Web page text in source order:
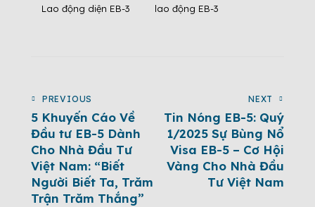
Lao động diện EB-3 lao động EB-3
PREVIOUS
5 Khuyến Cáo Về
Đầu tư EB-5 Dành
Cho Nhà Đầu Tư
Việt Nam: “Biết
Người Biết Ta, Trăm
Trận Trăm Thắng”
NEXT
Tin Nóng EB-5: Quý
1/2025 Sự Bùng Nổ
Visa EB-5 – Cơ Hội
Vàng Cho Nhà Đầu
Tư Việt Nam